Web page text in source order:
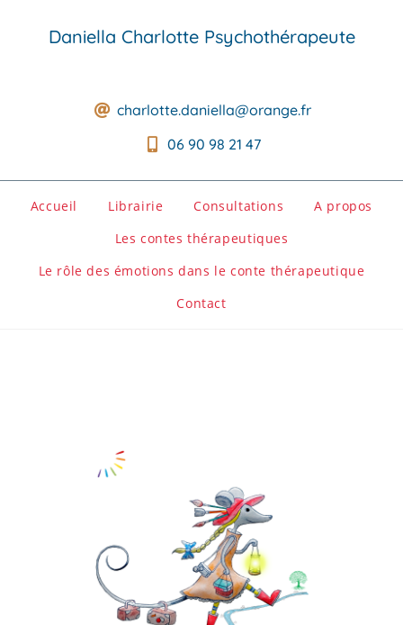
Daniella Charlotte Psychothérapeute
charlotte.daniella@orange.fr
06 90 98 21 47
Accueil Librairie Consultations
A propos
Les contes thérapeutiques
Le rôle des émotions dans le conte thérapeutique
Contact